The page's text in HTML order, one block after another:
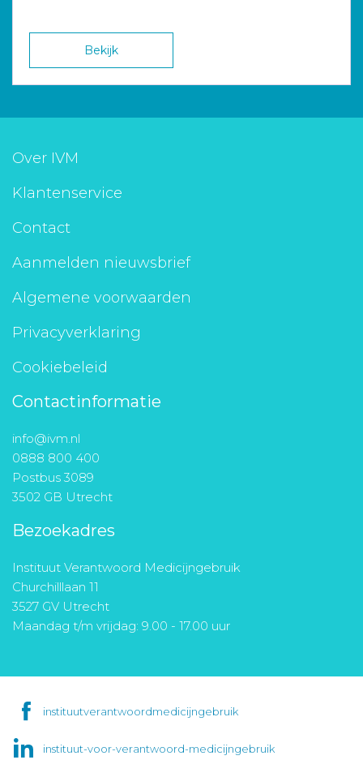
Bekijk
Over IVM
Klantenservice
Contact
Aanmelden nieuwsbrief
Algemene voorwaarden
Privacyverklaring
Cookiebeleid
Contactinformatie
info@ivm.nl
0888 800 400
Postbus 3089
3502 GB Utrecht
Bezoekadres
Instituut Verantwoord Medicijngebruik
Churchilllaan 11
3527 GV Utrecht
Maandag t/m vrijdag: 9.00 - 17.00 uur
instituutverantwoordmedicijngebruik
instituut-voor-verantwoord-medicijngebruik